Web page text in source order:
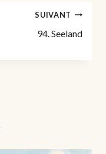
SUIVANT
94. Seeland